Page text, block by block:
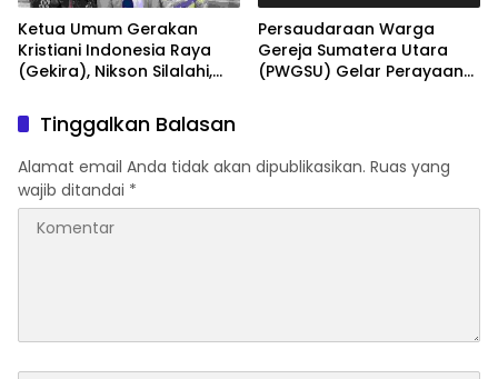
Ketua Umum Gerakan
Kristiani Indonesia Raya
(Gekira), Nikson Silalahi,
Berdirinya PWGSU
Persaudaraan Warga
Gereja Sumatera Utara
(PWGSU) Gelar Perayaan
Gereja Sumatera Utara
(PWGSU)
Tinggalkan Balasan
Alamat email Anda tidak akan dipublikasikan. Ruas yang
wajib ditandai *